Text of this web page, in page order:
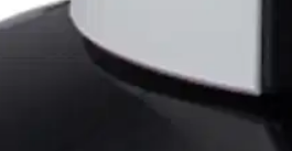
Pay, S-Pankki, Nordea, OP,